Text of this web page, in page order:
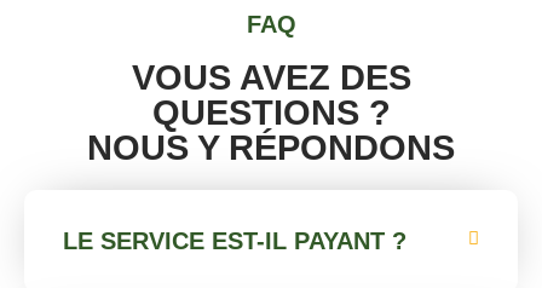
FAQ
VOUS AVEZ DES
QUESTIONS ?
NOUS Y RÉPONDONS
LE SERVICE EST-IL PAYANT ?